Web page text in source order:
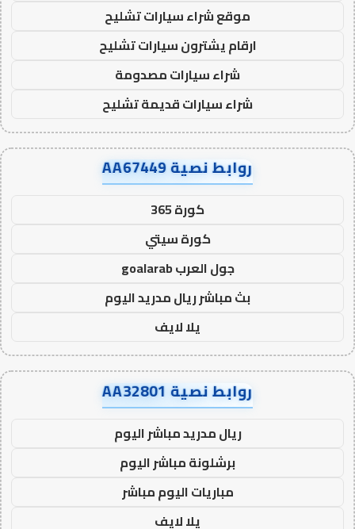
موقع شراء سيارات تشليح
ارقام يشترون سيارات تشليح
شراء سيارات مصدومة
شراء سيارات قديمة تشليح
روابط نصية AA67449
كورة 365
كورة سيتي
جول العرب goalarab
بث مباشر ريال مدريد اليوم
يلا لايف
روابط نصية AA32801
ريال مدريد مباشر اليوم
برشلونة مباشر اليوم
مباريات اليوم مباشر
يلا لايف